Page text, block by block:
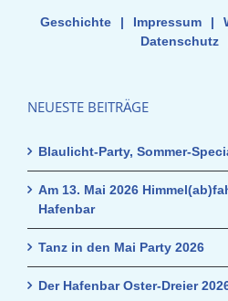
Geschichte | Impressum |
Datenschutz
NEUESTE BEITRÄGE
Blaulicht-Party, Sommer-
Am 13. Mai 2026
Hafenbar
Tanz in den Mai Party 2026
Der Hafenbar Oster-Dreier